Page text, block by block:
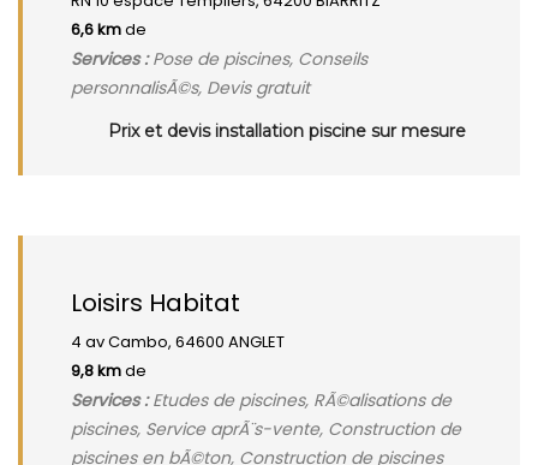
6,6 kmde
Services :Pose de piscines, Conseils
personnalisÃ©s, Devis gratuit
Prix et devis installation piscine sur mesure
Loisirs Habitat
4 av Cambo, 64600 ANGLET
9,8 kmde
Services :Etudes de piscines, RÃ©alisations de
piscines, Service aprÃ¨s-vente, Construction de
piscines en bÃ©ton, Construction de piscines